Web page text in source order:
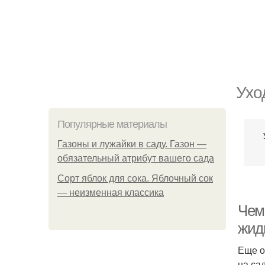
Популярные материалы
Газоны и лужайки в саду. Газон —
обязательный атрибут вашего сада
Сорт яблок для сока. Яблочный сок
— неизменная классика
Чем
Еще